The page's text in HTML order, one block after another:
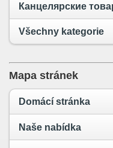
Канцелярские
Všechny kategorie
Mapa stránek
Domácí stránka
Naše nabídka